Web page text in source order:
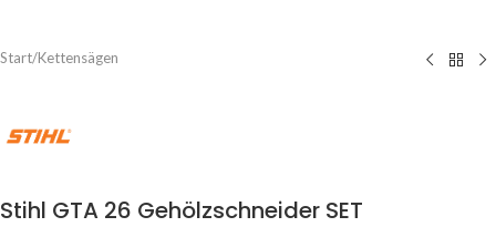
Start/Kettensägen
Stihl GTA 26 Gehölzschneider SET